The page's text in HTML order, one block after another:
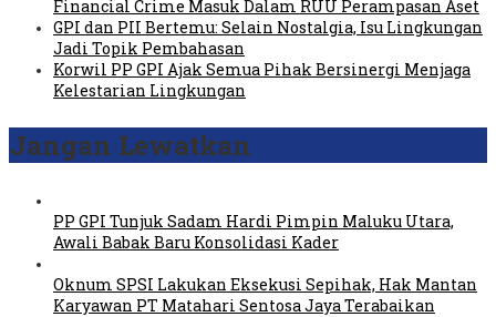
Financial Crime Masuk Dalam RUU Perampasan Aset
GPI dan PII Bertemu: Selain Nostalgia, Isu Lingkungan
Jadi Topik Pembahasan
Korwil PP GPI Ajak Semua Pihak Bersinergi Menjaga
Kelestarian Lingkungan
Jangan Lewatkan
PP GPI Tunjuk Sadam Hardi Pimpin Maluku Utara,
Awali Babak Baru Konsolidasi Kader
Oknum SPSI Lakukan Eksekusi Sepihak, Hak Mantan
Karyawan PT Matahari Sentosa Jaya Terabaikan